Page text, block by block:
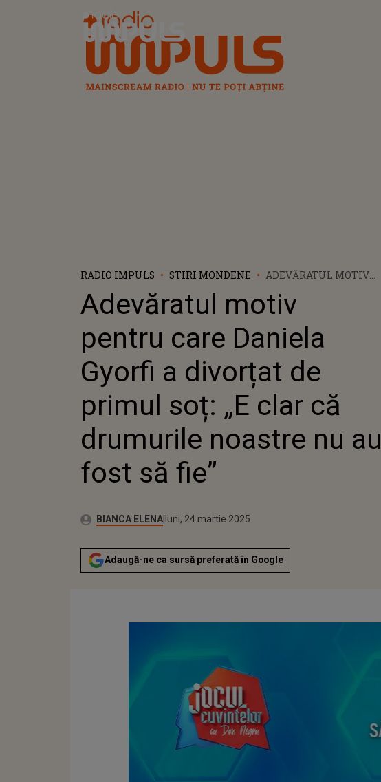
Radio Impuls
RADIO IMPULS STIRI MONDENE
ADEVĂRATUL MOTIV
GYORFI A DIVORȚAT DE
PRIMUL SOȚ: „E CLAR
CĂ DRUMURILE
NOASTRE NU AU FOST
Adevăratul motiv
pentru care Daniela
Gyorfi a divorțat de
primul soț: „E clar că
drumurile noastre nu au
fost să fie”
Autor:BIANCA ELENAPublicat:
duminică, 24 martie 2024
Actualizat:
luni, 24 martie 2025
Adaugă-ne ca sursă preferată în Google